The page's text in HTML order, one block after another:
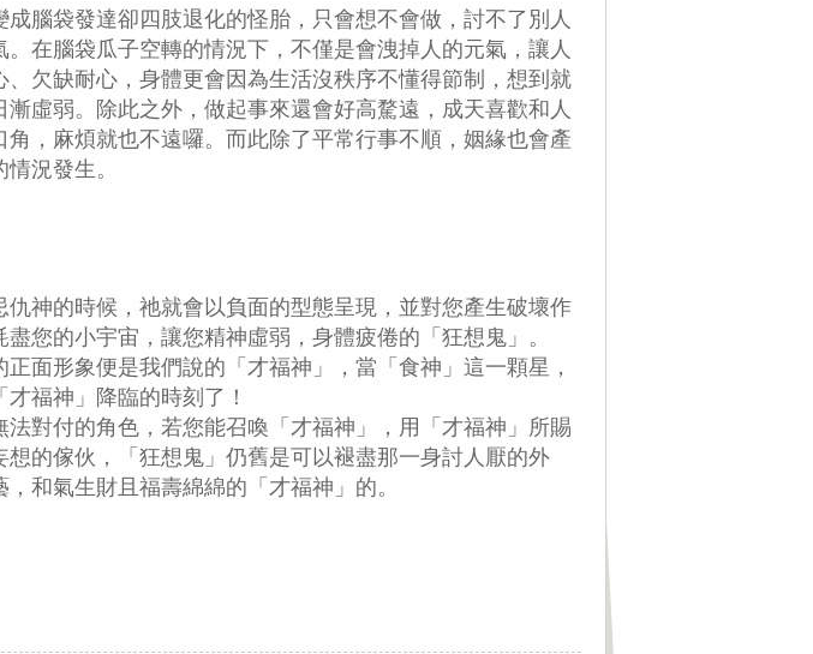
成腦袋發達卻四肢退化的怪胎，只會想不會做，討不了別人
在腦袋瓜子空轉的情況下，不僅是會洩掉人的元氣，讓人
欠缺耐心，身體更會因為生活沒秩序不懂得節制，想到就
虛弱。除此之外，做起事來還會好高騖遠，成天喜歡和人
，麻煩就也不遠囉。而此除了平常行事不順，姻緣也會產
況發生。
神的時候，祂就會以負面的型態呈現，並對您產生破壞作
您的小宇宙，讓您精神虛弱，身體疲倦的「狂想鬼」。
面形象便是我們說的「才福神」，當「食神」這一顆星，
福神」降臨的時刻了！
對付的角色，若您能召喚「才福神」，用「才福神」所賜
的傢伙，「狂想鬼」仍舊是可以褪盡那一身討人厭的外
和氣生財且福壽綿綿的「才福神」的。